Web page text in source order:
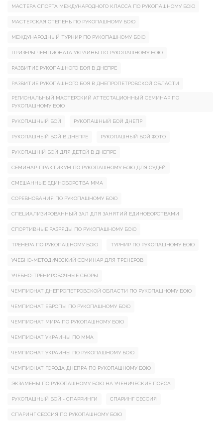
МАСТЕРА СПОРТА МЕЖДУНАРОДНОГО КЛАССА ПО РУКОПАШНОМУ БОЮ
МАСТЕРСКАЯ СТЕПЕНЬ ПО РУКОПАШНОМУ БОЮ
МЕЖДУНАРОДНЫЙ ТУРНИР ПО РУКОПАШНОМУ БОЮ
ПРИЗЕРЫ ЧЕМПИОНАТА УКРАИНЫ ПО РУКОПАШНОМУ БОЮ
РАЗВИТИЕ РУКОПАШНОГО БОЯ В ДНЕПРЕ
РАЗВИТИЕ РУКОПАШНОГО БОЯ В ДНЕПРОПЕТРОВСКОЙ ОБЛАСТИ
РЕГИОНАЛЬНЫЙ МАСТЕРСКИЙ АТТЕСТАЦИОННЫЙ СЕМИНАР ПО
РУКОПАШНОМУ БОЮ
РУКОПАШНЫЙ БОЙ РУКОПАШНЫЙ БОЙ ДНЕПР
РУКОПАШНЫЙ БОЙ В ДНЕПРЕ РУКОПАШНЫЙ БОЙ ФОТО
РУКОПАШНІЙ БОЙ ДЛЯ ДЕТЕЙ В ДНЕПРЕ
СЕМИНАР-ПРАКТИКУМ ПО РУКОПАШНОМУ БОЮ ДЛЯ СУДЕЙ
СМЕШАННЫЕ ЕДИНОБОРСТВА ММА
СОРЕВНОВАНИЯ ПО РУКОПАШНОМУ БОЮ
СПЕЦИАЛИЗИРОВАННЫЙ ЗАЛ ДЛЯ ЗАНЯТИЙ ЕДИНОБОРСТВАМИ
СПОРТИВНЫЕ РАЗРЯДЫ ПО РУКОПАШНОМУ БОЮ
ТРЕНЕРА ПО РУКОПАШНОМУ БОЮ ТУРНИР ПО РУКОПАШНОМУ БОЮ
УЧЕБНО-МЕТОДИЧЕСКИЙ СЕМИНАР ДЛЯ ТРЕНЕРОВ
УЧЕБНО-ТРЕНИРОВОЧНЫЕ СБОРЫ
ЧЕМПИОНАТ ДНЕПРОПЕТРОВСКОЙ ОБЛАСТИ ПО РУКОПАШНОМУ БОЮ
ЧЕМПИОНАТ ЕВРОПЫ ПО РУКОПАШНОМУ БОЮ
ЧЕМПИОНАТ МИРА ПО РУКОПАШНОМУ БОЮ
ЧЕМПИОНАТ УКРАИНЫ ПО ММА
ЧЕМПИОНАТ УКРАИНЫ ПО РУКОПАШНОМУ БОЮ
ЧЕМПИОНАТ ГОРОДА ДНЕПРА ПО РУКОПАШНОМУ БОЮ
ЭКЗАМЕНЫ ПО РУКОПАШНОМУ БОЮ НА УЧЕНИЧЕСКИЕ ПОЯСА
РУКОПАШНЫЙ БОЙ - СПАРРИНГИ СПАРИНГ СЕССИЯ
СПАРИНГ СЕССИЯ ПО РУКОПАШНОМУ БОЮ